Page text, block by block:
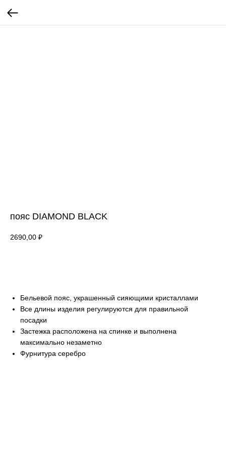
пояс DIAMOND BLACK
2690,00 ₽
Бельевой пояс, украшенный сияющими кристаллами
Все длины изделия регулируются для правильной
посадки
Застежка расположена на спинке и выполнена
максимально незаметно
Фурнитура серебро